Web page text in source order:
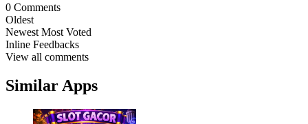
0 Comments
Oldest
Newest Most Voted
Inline Feedbacks
View all comments
Similar Apps